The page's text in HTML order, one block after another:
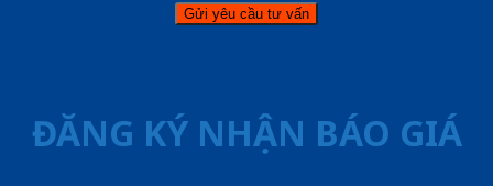
ĐĂNG KÝ NHẬN BÁO GIÁ